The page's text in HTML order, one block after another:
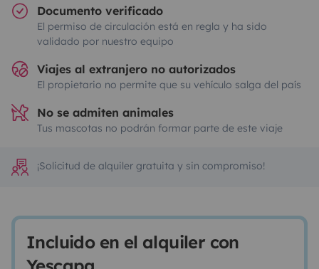
Documento verificado
El permiso de circulación está en regla y ha sido
validado por nuestro equipo
Viajes al extranjero no autorizados
El propietario no permite que su vehículo salga del país
No se admiten animales
Tus mascotas no podrán formar parte de este viaje
¡Solicitud de alquiler gratuita y sin compromiso!
Incluido en el alquiler con